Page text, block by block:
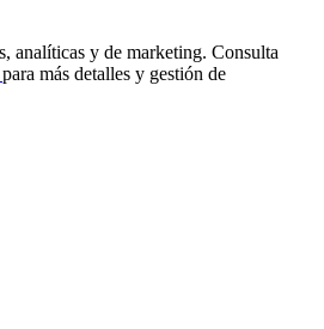
analíticas y de marketing. Consulta
para más detalles y gestión de